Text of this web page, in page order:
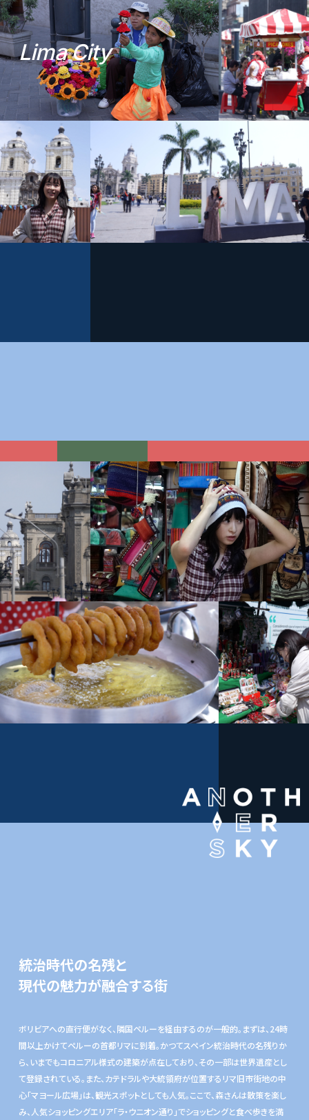
LimaCity
統治時代の名残と
現代の魅力が融合する街
ボリビアへの直行便がなく、隣国ペルーを経由するのが一般的。まずは、24時
間以上かけてペルーの首都リマに到着。かつてスペイン統治時代の名残りか
ら、いまでもコロニアル様式の建築が点在しており、その一部は世界遺産とし
て登録されている。また、カテドラルや大統領府が位置するリマ旧市街地の中
心「マヨール広場」は、観光スポットとしても人気。ここで、森さんは散策を楽し
み、人気ショッピングエリア「ラ・ウニオン通り」でショッピングと食べ歩きを満